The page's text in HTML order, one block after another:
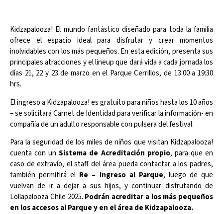
Kidzapalooza! El mundo fantástico diseñado para toda la familia
ofrece el espacio ideal para disfrutar y crear momentos
inolvidables con los más pequeños. En esta edición, presenta sus
principales atracciones y el lineup que dará vida a cada jornada los
días 21, 22 y 23 de marzo en el Parque Cerrillos, de 13:00 a 19:30
hrs.
El ingreso a Kidzapalooza! es gratuito para niños hasta los 10 años
– se solicitará Carnet de Identidad para verificar la información- en
compañía de un adulto responsable con pulsera del festival.
Para la seguridad de los miles de niños que visitan Kidzapalooza!
cuenta con unSistema de Acreditación propio, para que en
caso de extravío, el staff del área pueda contactar a los padres,
también permitirá el Re – Ingreso al Parque, luego de que
vuelvan de ir a dejar a sus hijos, y continuar disfrutando de
Lollapalooza Chile 2025. Podrán acreditar a los más pequeños
en los accesos al Parque y en el área de Kidzapalooza.